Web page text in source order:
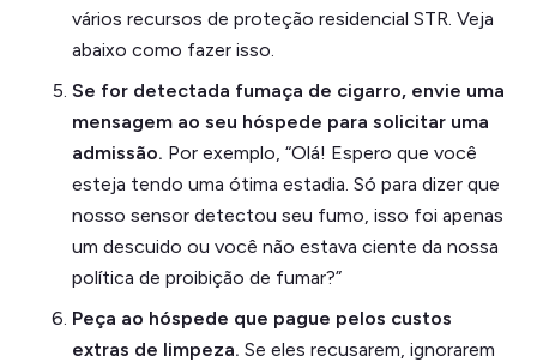
vários recursos de proteção residencial STR. Veja
abaixo como fazer isso.
Se for detectada fumaça de cigarro, envie uma
mensagem ao seu hóspede para solicitar uma
admissão. Por exemplo, “Olá! Espero que você
esteja tendo uma ótima estadia. Só para dizer que
nosso sensor detectou seu fumo, isso foi apenas
um descuido ou você não estava ciente da nossa
política de proibição de fumar?”
Peça ao hóspede que pague pelos custos
extras de limpeza. Se eles recusarem, ignorarem